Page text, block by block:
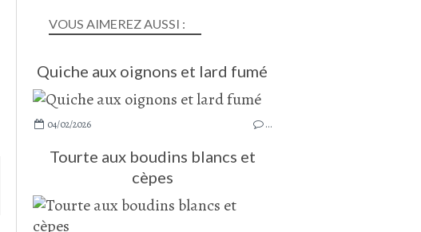
VOUS AIMEREZ AUSSI :
Quiche aux oignons et lard fumé
04/02/2026 …
Tourte aux boudins blancs et
cèpes